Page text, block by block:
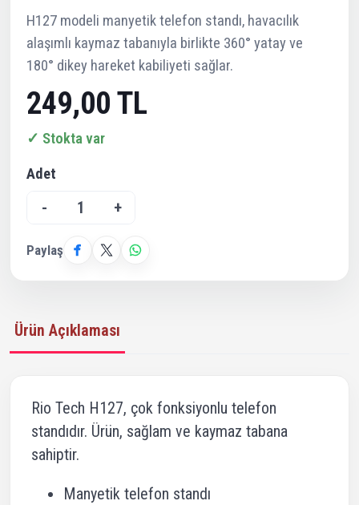
H127 modeli manyetik telefon standı, havacılık
alaşımlı kaymaz tabanıyla birlikte 360° yatay ve
180° dikey hareket kabiliyeti sağlar.
249,00 TL
✓ Stokta var
Adet
- 1 +
Paylaş
Ürün Açıklaması
Rio Tech H127, çok fonksiyonlu telefon
standıdır. Ürün, sağlam ve kaymaz tabana
sahiptir.
Manyetik telefon standı